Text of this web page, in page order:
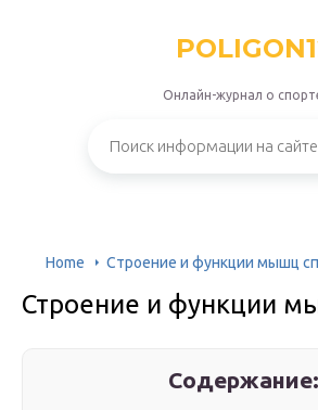
Онлайн-журнал о
Home Строение и функции мышц
Строение и функции
Содержание: